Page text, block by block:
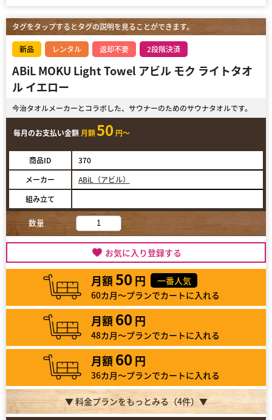
タグをタップするとタグの説明を見ることができます。
新品 レンタル 返却不要 2段階決済
ABiL MOKU Light Towel アビル モク ライトタオ
ル イエロー
今治タオルメーカーとコラボした、サウナーのためのサウナタオルです。
毎月のお支払い金額 月額50 円～
商品ID
370
メーカー
ABiL（アビル）
組み立て
数量
お気に入り登録する
月額50 円
一番人気
60カ月～プランでカートに入れる
月額 60 円
48カ月～プランでカートに入れる
月額 60 円
36カ月～プランでカートに入れる
▼ 料金プランをもっとみる（4件）▼